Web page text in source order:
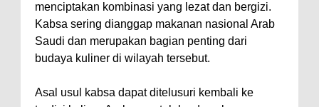
menciptakan kombinasi yang lezat dan bergizi.
Kabsa sering dianggap makanan nasional Arab
Saudi dan merupakan bagian penting dari
budaya kuliner di wilayah tersebut.
Asal usul kabsa dapat ditelusuri kembali ke